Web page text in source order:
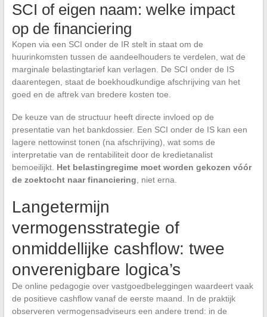
SCI of eigen naam: welke impact
op de financiering
Kopen via een SCI onder de IR stelt in staat om de
huurinkomsten tussen de aandeelhouders te verdelen, wat de
marginale belastingtarief kan verlagen. De SCI onder de IS
daarentegen, staat de boekhoudkundige afschrijving van het
goed en de aftrek van bredere kosten toe.
De keuze van de structuur heeft directe invloed op de
presentatie van het bankdossier. Een SCI onder de IS kan een
lagere nettowinst tonen (na afschrijving), wat soms de
interpretatie van de rentabiliteit door de kredietanalist
bemoeilijkt. Het belastingregime moet worden gekozen vóór
de zoektocht naar financiering , niet erna.
Langetermijn
vermogensstrategie of
onmiddellijke cashflow: twee
onverenigbare logica’s
De online pedagogie over vastgoedbeleggingen waardeert vaak
de positieve cashflow vanaf de eerste maand. In de praktijk
observeren vermogensadviseurs een andere trend: in de